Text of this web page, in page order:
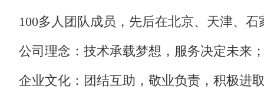
100多人团队成员，先后在北京、天津、
公司理念：技术承载梦想，服务决定未来
企业文化：团结互助，敬业负责，积极进